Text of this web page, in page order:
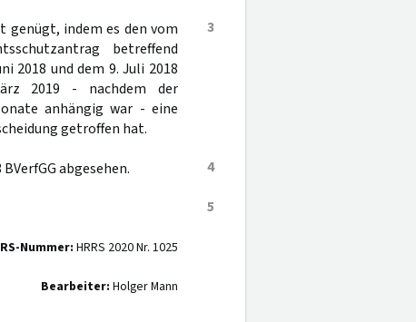
3
genügt, indem es den vom
betreffend
2018 und dem 9. Juli 2018
2019 - nachdem der
anhängig war - eine
getroffen hat.
4
abgesehen.
5
Nummer: HRRS 2020 Nr. 1025
Bearbeiter: Holger Mann